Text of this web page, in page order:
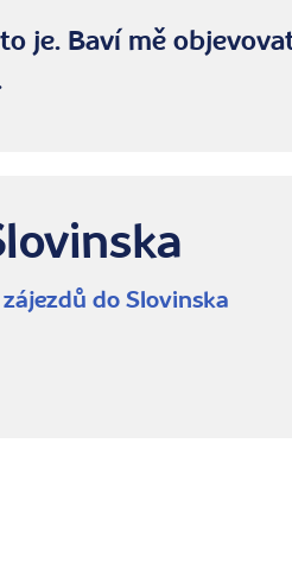
je. Baví mě
zájezdů do Slovinska